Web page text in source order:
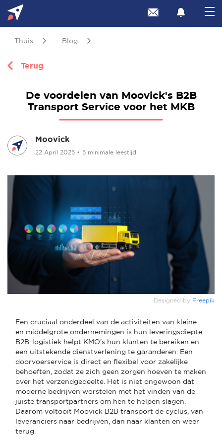
Thuis Blog
Terug
De voordelen van Moovick's B2B
Transport Service voor het MKB
Moovick
22 April 2025 • 5 minimale leestijd
Designed by Freepik
Een cruciaal onderdeel van de activiteiten van kleine
en middelgrote ondernemingen is hun leveringsdiepte.
B2B-logistiek helpt KMO's hun klanten te bereiken en
een uitstekende dienstverlening te garanderen. Een
doorvoerservice is direct en flexibel voor zakelijke
behoeften, zodat ze zich geen zorgen hoeven te maken
over het verzendgedeelte. Het is niet ongewoon dat
moderne bedrijven worstelen met het vinden van de
juiste transportpartners om hen te helpen slagen.
Daarom voltooit Moovick B2B transport de cyclus, van
leveranciers naar bedrijven, dan naar klanten en weer
terug.